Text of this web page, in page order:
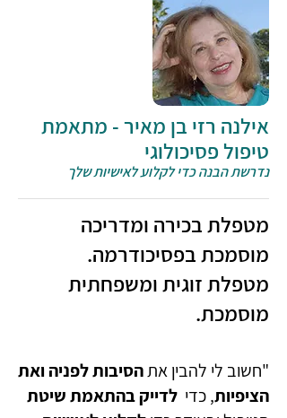
אילנה רזי בן מאיר - מתאמת
טיפול פסיכולוגי
נדרשת הבנה כדי לקלוע לאישיות שלך
מטפלת בכירה ומדריכה
מוסמכת בפסיכודרמה.
מטפלת זוגית ומשפחתית
מוסמכת.
"חשוב לי להבין אתהסיבות לפניה ואת
הציפיות, כדי לדייק בהתאמת שיטת